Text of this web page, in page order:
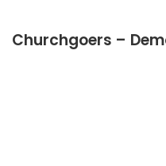
Churchgoers –